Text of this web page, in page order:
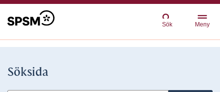
Sök Meny
Söksida